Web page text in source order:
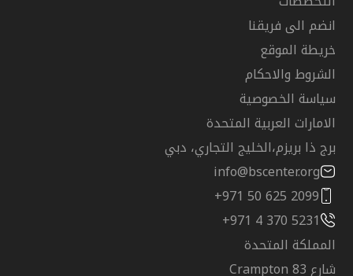
انضم الى فريقنا
خريطة الموقع
الشروط والاحكام
سياسة الخصوصية
الامارات العربية المتحدة
برج ذا بريزم،الخليج التجاري، دبي
info@bscenter.org
+971 50 625 2099
+971 4 370 5231
المملكة المتحدة
شارع Crampton 83